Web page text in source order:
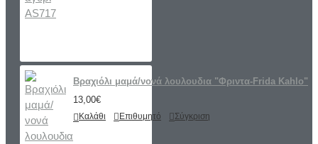
Βραχιόλι μαμά/νονά λουλουδια "Φριντα-Frida Kahlo"
13,00€
Καλάθι Επιθυμητό Σύγκριση